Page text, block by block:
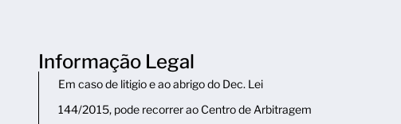
Informação Legal
Em caso de litigio e ao abrigo do Dec. Lei
144/2015, pode recorrer ao Centro de Arbitragem